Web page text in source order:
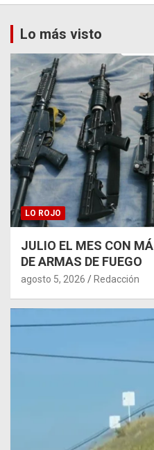
Lo más visto
LO ROJO
JULIO EL MES CON
DE ARMAS DE FUEGO
agosto 5, 2026 Redacción